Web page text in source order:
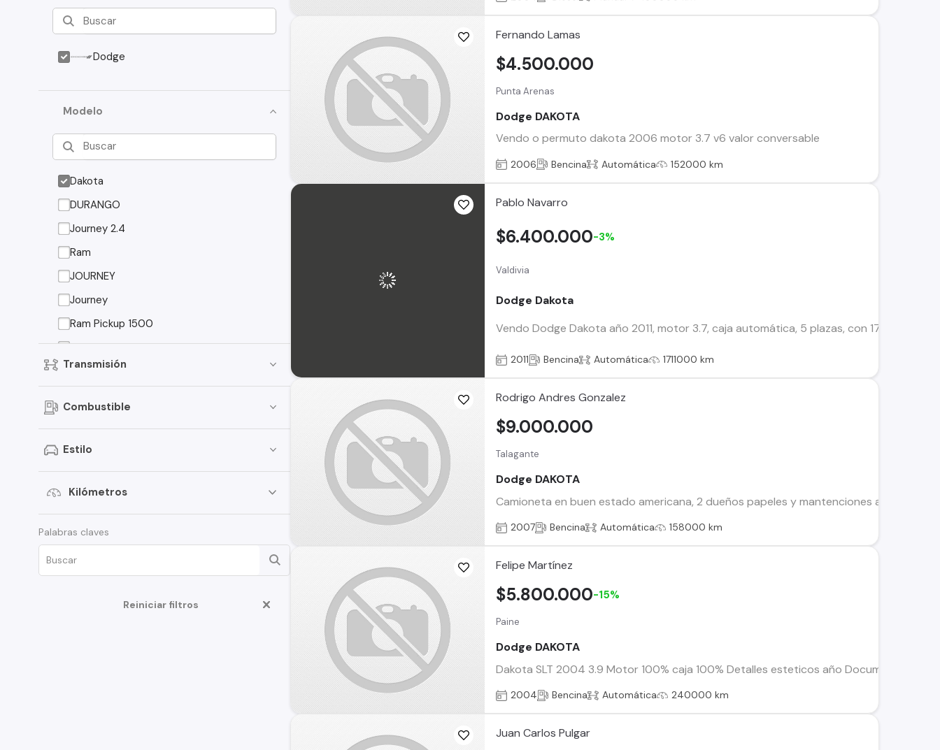
Dodge
Modelo
Dakota
DURANGO
Journey 2.4
Ram
JOURNEY
Journey
Ram Pickup 1500
CHALLENGER
Caliber
CHARGER
Caravan
Challenger
Durango
Grand Caravan
Transmisión
Combustible
Estilo
Kilómetros
Palabras claves
Reiniciar filtros
Fernando Lamas
Punta Arenas
Dodge DAKOTA
Vendo o permuto dakota 2006 motor 3.7 v6 valor conversable
$4.500.000
2006 Bencina Automática 152000 km
Pablo Navarro
Valdivia
Dodge Dakota
Vendo Dodge Dakota año 2011, motor 3.7, caja automática, 5 plazas, con 171.000
$6.400.000-3%
2011 Bencina Automática 1711000 km
Rodrigo Andres Gonzalez
Talagante
Dodge DAKOTA
Camioneta en buen estado americana, 2 dueños papeles y mantenciones al día,
$9.000.000
2007 Bencina Automática 158000 km
Felipe Martínez
Paine
Dodge DAKOTA
Dakota SLT 2004 3.9 Motor 100% caja 100% Detalles esteticos año Documentos al
$5.800.000-15%
2004 Bencina Automática 240000 km
Juan Carlos Pulgar